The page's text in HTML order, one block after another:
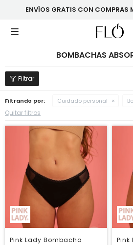
ENVÍOS GRATIS CON COMPRAS

BOMBACHAS
Filtrando por: Cuidado personal
Quitar filtros
Pink Lady Bombacha